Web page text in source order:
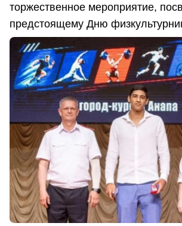
торжественное мероприятие,
предстоящему Дню